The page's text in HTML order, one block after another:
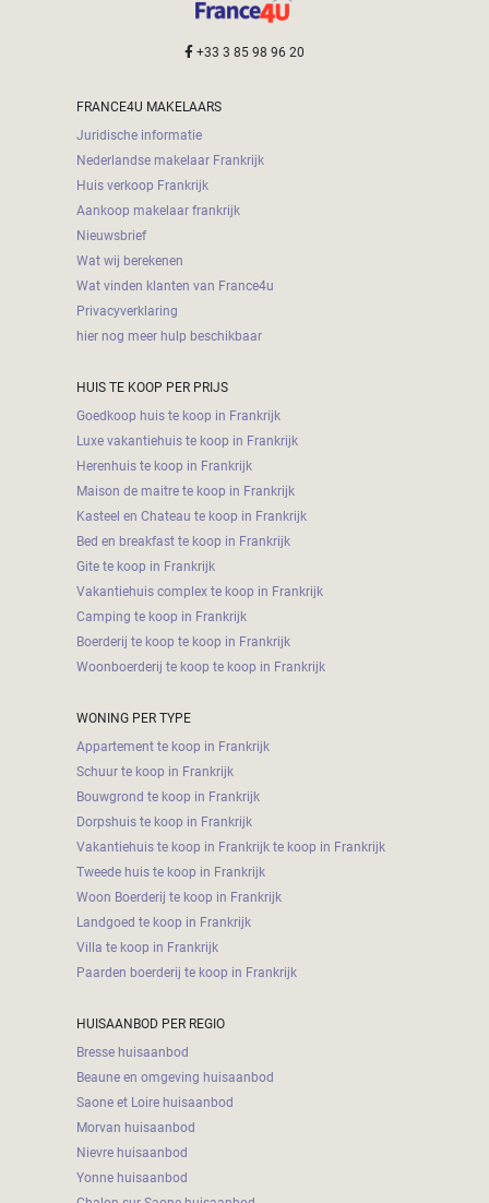
+33 3 85 98 96 20
FRANCE4U MAKELAARS
Juridische informatie
Nederlandse makelaar Frankrijk
Huis verkoop Frankrijk
Aankoop makelaar frankrijk
Nieuwsbrief
Wat wij berekenen
Wat vinden klanten van France4u
Privacyverklaring
hier nog meer hulp beschikbaar
HUIS TE KOOP PER PRIJS
Goedkoop huis te koop in Frankrijk
Luxe vakantiehuis te koop in Frankrijk
Herenhuis te koop in Frankrijk
Maison de maitre te koop in Frankrijk
Kasteel en Chateau te koop in Frankrijk
Bed en breakfast te koop in Frankrijk
Gite te koop in Frankrijk
Vakantiehuis complex te koop in Frankrijk
Camping te koop in Frankrijk
Boerderij te koop te koop in Frankrijk
Woonboerderij te koop te koop in Frankrijk
WONING PER TYPE
Appartement te koop in Frankrijk
Schuur te koop in Frankrijk
Bouwgrond te koop in Frankrijk
Dorpshuis te koop in Frankrijk
Vakantiehuis te koop in Frankrijk te koop in Frankrijk
Tweede huis te koop in Frankrijk
Woon Boerderij te koop in Frankrijk
Landgoed te koop in Frankrijk
Villa te koop in Frankrijk
Paarden boerderij te koop in Frankrijk
HUISAANBOD PER REGIO
Bresse huisaanbod
Beaune en omgeving huisaanbod
Saone et Loire huisaanbod
Morvan huisaanbod
Nievre huisaanbod
Yonne huisaanbod